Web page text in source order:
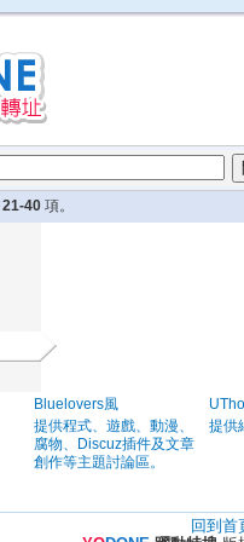
21-40 項。
Bluelovers風
提供程式、遊戲、動漫、
腐物、Discuz插件及文章
創作等主題討論區。
提供
回到首